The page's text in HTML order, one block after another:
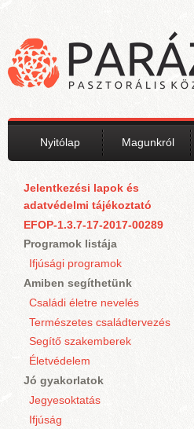
Nyitólap Magunkról
Jelentkezési lapok és
adatvédelmi tájékoztató
EFOP-1.3.7-17-2017-00289
Programok listája
Ifjúsági programok
Amiben segíthetünk
Családi életre nevelés
Természetes családtervezés
Segítő szakemberek
Életvédelem
Jó gyakorlatok
Jegyesoktatás
Ifjúság